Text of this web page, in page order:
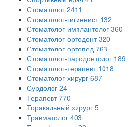
Стоматолог 2411
Стоматолог-гигиенист 132
Стоматолог-имплантолог 360
Стоматолог-ортодонт 320
Стоматолог-ортопед 763
Стоматолог-пародонтолог 189
Стоматолог-терапевт 1018
Стоматолог-хирург 687
Сурдолог 24
Терапевт 770
Торакальный хирург 5
Травматолог 403